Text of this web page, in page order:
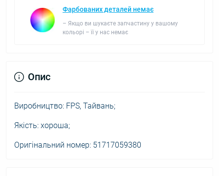
Фарбованих деталей немає
– Якщо ви шукаєте запчастину у вашому
кольорі – її у нас немає
Опис
Виробництво: FPS, Тайвань;
Якість: хороша;
Оригінальний номер: 51717059380